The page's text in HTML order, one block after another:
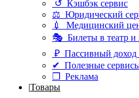
↺ Кэшбэк сервис
⚖ Юридический
💉 Медицинский
🎭 Билеты в театр и
₽ Пассивный доход
✔ Полезные
❒ Реклама
|Товары